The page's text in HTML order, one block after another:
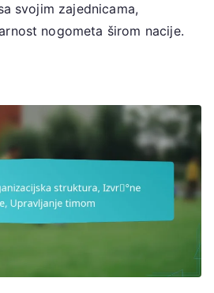
svojim zajednicama,
nogometa širom nacije.